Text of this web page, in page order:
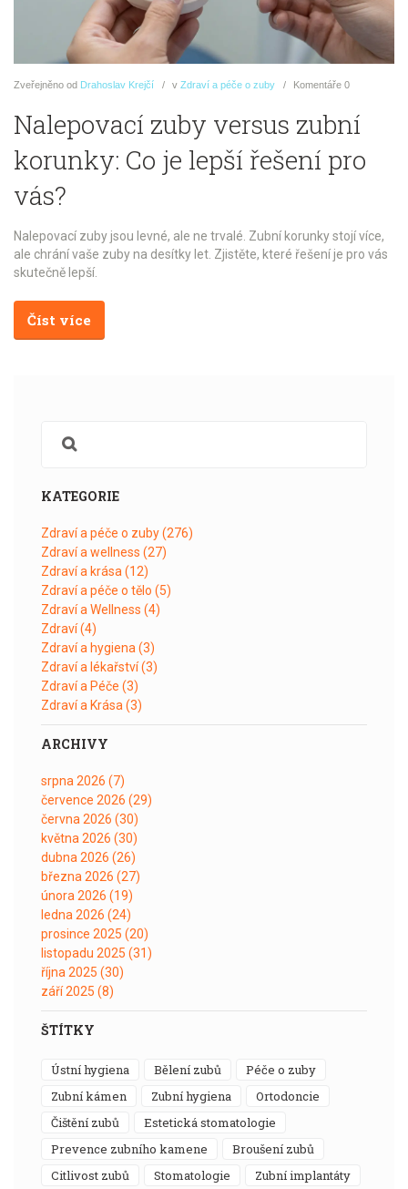
Zveřejněno od Drahoslav Krejčí v Zdraví a péče o zuby Komentáře 0
Nalepovací zuby versus zubní
korunky: Co je lepší řešení pro
vás?
Nalepovací zuby jsou levné, ale ne trvalé. Zubní korunky stojí více,
ale chrání vaše zuby na desítky let. Zjistěte, které řešení je pro vás
skutečně lepší.
Číst více
KATEGORIE
Zdraví a péče o zuby(276)
Zdraví a wellness (27)
Zdraví a krása(12)
Zdraví a péče o tělo (5)
Zdraví a Wellness (4)
Zdraví(4)
Zdraví a hygiena(3)
Zdraví a lékařství(3)
Zdraví a Péče (3)
Zdraví a Krása(3)
ARCHIVY
srpna 2026 (7)
července 2026 (29)
června 2026 (30)
května 2026 (30)
dubna 2026 (26)
března 2026 (27)
února 2026 (19)
ledna 2026 (24)
prosince 2025 (20)
listopadu 2025 (31)
října 2025 (30)
září 2025 (8)
ŠTÍTKY
ústní hygiena bělení zubů
péče o zuby
zubní kámen
zubní hygiena
ortodoncie
čištění zubů
estetická stomatologie
prevence zubního kamene
broušení zubů
citlivost zubů
stomatologie
zubní implantáty